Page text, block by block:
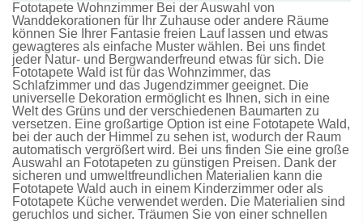
Fototapete Wohnzimmer Bei der Auswahl von
Wanddekorationen für Ihr Zuhause oder andere Räume
können Sie Ihrer Fantasie freien Lauf lassen und etwas
gewagteres als einfache Muster wählen. Bei uns findet
jeder Natur- und Bergwanderfreund etwas für sich. Die
Fototapete Wald ist für das Wohnzimmer, das
Schlafzimmer und das Jugendzimmer geeignet. Die
universelle Dekoration ermöglicht es Ihnen, sich in eine
Welt des Grüns und der verschiedenen Baumarten zu
versetzen. Eine großartige Option ist eine Fototapete Wald,
bei der auch der Himmel zu sehen ist, wodurch der Raum
automatisch vergrößert wird. Bei uns finden Sie eine große
Auswahl an Fototapeten zu günstigen Preisen. Dank der
sicheren und umweltfreundlichen Materialien kann die
Fototapete Wald auch in einem Kinderzimmer oder als
Fototapete Küche verwendet werden. Die Materialien sind
geruchlos und sicher. Träumen Sie von einer schnellen